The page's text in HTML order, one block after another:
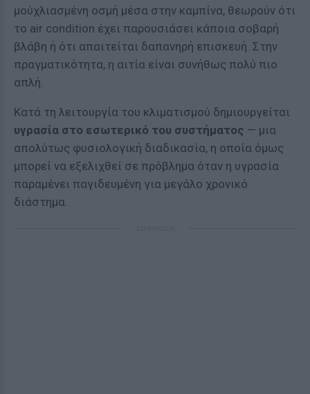
μούχλιασμένη οσμή μέσα στην καμπίνα, θεωρούν ότι
το air condition έχει παρουσιάσει κάποια σοβαρή
βλάβη ή ότι απαιτείται δαπανηρή επισκευή. Στην
πραγματικότητα, η αιτία είναι συνήθως πολύ πιο
απλή.
Κατά τη λειτουργία του κλιματισμού δημιουργείται
υγρασία στο εσωτερικό του συστήματος — μια
απολύτως φυσιολογική διαδικασία, η οποία όμως
μπορεί να εξελιχθεί σε πρόβλημα όταν η υγρασία
παραμένει παγιδευμένη για μεγάλο χρονικό
διάστημα.